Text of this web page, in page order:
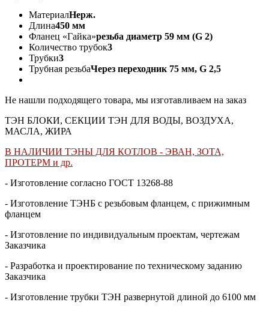
МатериалНерж.
Длина450 мм
Фланец «Гайка»резьба диаметр 59 мм (G 2)
Количество трубок3
Трубки3
Трубная резьбаЧерез переходник 75 мм, G 2,5
Не нашли подходящего товара, мы изготавливаем на заказ
ТЭН БЛОКИ, СЕКЦИИ ТЭН ДЛЯ ВОДЫ, ВОЗДУХА,
МАСЛА, ЖИРА
В НАЛИЧИИ ТЭНЫ ДЛЯ КОТЛОВ - ЭВАН, ЗОТА,
ПРОТЕРМ и др.
- Изготовление согласно ГОСТ 13268-88
- Изготовление ТЭНБ с резьбовым фланцем, с прижимным
фланцем
- Изготовление по индивидуальным проектам, чертежам
Заказчика
- Разработка и проектирование по техническому заданию
Заказчика
- Изготовление трубки ТЭН развернутой длиной до 6100 мм